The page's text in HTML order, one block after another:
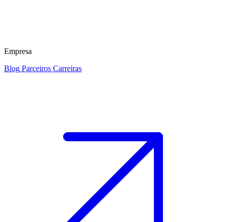
Empresa
Blog Parceiros Carreiras